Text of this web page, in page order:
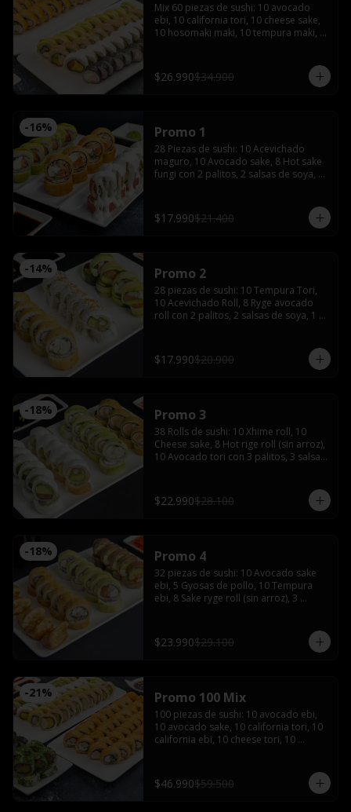
Mix 60 piezas de sushi: 10 avocado
ebi, 10 california tori, 10 cheese sake,
10 hosomaki maki, 10 tempura maki,
palitos
$26.990$34.900
-16% Promo 1
28 Piezas de sushi: 10 Acevichado
maguro, 10 Avocado sake, 8 Hot sake
fungi con 2 palitos, 2 salsas de soya, 1
$17.990$21.400
-14% Promo 2
28 piezas de sushi: 10 Tempura Tori,
10 Acevichado Roll, 8 Ryge avocado
roll con 2 palitos, 2 salsas de soya, 1
$17.990$20.900
-18% Promo 3
38 Rolls de sushi: 10 Xhime roll, 10
Cheese sake, 8 Hot rige roll (sin arroz),
10 Avocado tori con 3 palitos, 3 salsas
$22.990$28.100
-18% Promo 4
32 piezas de sushi: 10 Avocado sake
ebi, 5 Gyosas de pollo, 10 Tempura
ebi, 8 Sake ryge roll (sin arroz), 3
1.5 Litros
$23.990$29.100
-21% Promo 100 Mix
100 piezas de sushi: 10 avocado ebi,
10 avocado sake, 10 california tori, 10
california ebi, 10 cheese tori, 10
palitos, 6 salsas de soya, 4 salsas
teriyaki,2 wasabi y 2 jengibres
$46.990$59.500